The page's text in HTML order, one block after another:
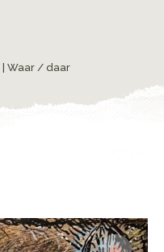
| Waar / daar